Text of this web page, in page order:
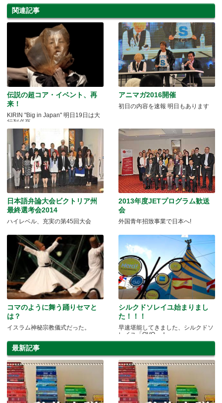
関連記事
伝説の超コア・イベント、再
来！
KIRIN "Big in Japan" 明日19日は大
行列必至
アニマガ2016開催
初日の内容を速報 明日もあります
日本語弁論大会ビクトリア州
最終選考会2014
ハイレベル、充実の第45回大会
2013年度JETプログラム歓送
会
外国青年招致事業で日本へ!
コマのように舞う踊りセマと
は？
イスラム神秘宗教儀式だった。
シルクドソレイユ始まりまし
た！！！
早速堪能してきました、シルクドソ
レイユ「OVO」！
最新記事